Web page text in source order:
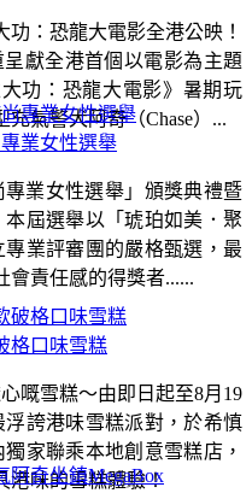
：恐龍大電影全港公映！
呈獻全港首個以電影為主題
功：恐龍大電影》暑期玩
氣警犬阿奇（Chase）...
格口味雪糕
嘅雪糕～由即日起至8月19
誇港味雪糕派對，於希慎
家聯乘本地創意雪糕店，
港味的雪糕體驗！
專業女性選舉
專業女性選舉」頒獎典禮暨
屆選舉以「琥珀如美．聚
業評審團的嚴格甄選，最
會責任感的得獎者......